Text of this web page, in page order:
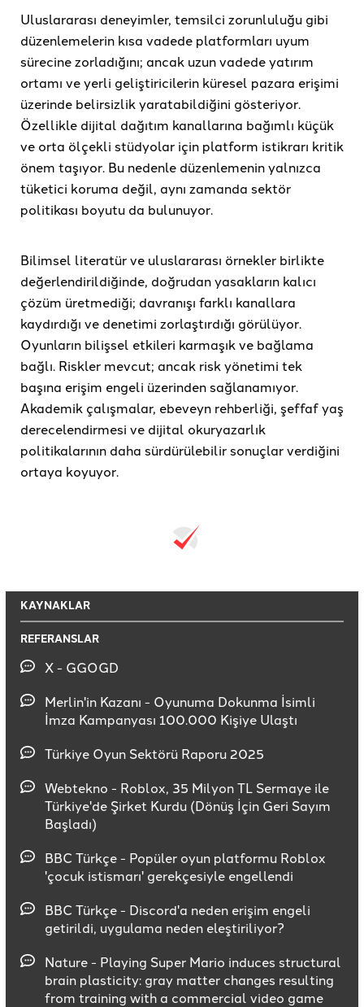
Uluslararası deneyimler, temsilci zorunluluğu gibi
düzenlemelerin kısa vadede platformları uyum
sürecine zorladığını; ancak uzun vadede yatırım
ortamı ve yerli geliştiricilerin küresel pazara erişimi
üzerinde belirsizlik yaratabildiğini gösteriyor.
Özellikle dijital dağıtım kanallarına bağımlı küçük
ve orta ölçekli stüdyolar için platform istikrarı kritik
önem taşıyor. Bu nedenle düzenlemenin yalnızca
tüketici koruma değil, aynı zamanda sektör
politikası boyutu da bulunuyor.
Bilimsel literatür ve uluslararası örnekler birlikte
değerlendirildiğinde, doğrudan yasakların kalıcı
çözüm üretmediği; davranışı farklı kanallara
kaydırdığı ve denetimi zorlaştırdığı görülüyor.
Oyunların bilişsel etkileri karmaşık ve bağlama
bağlı. Riskler mevcut; ancak risk yönetimi tek
başına erişim engeli üzerinden sağlanamıyor.
Akademik çalışmalar, ebeveyn rehberliği, şeffaf yaş
derecelendirmesi ve dijital okuryazarlık
politikalarının daha sürdürülebilir sonuçlar verdiğini
ortaya koyuyor.
KAYNAKLAR
REFERANSLAR
X - GGOGD
Merlin'in Kazanı - Oyunuma Dokunma İsimli
İmza Kampanyası 100.000 Kişiye Ulaştı
Türkiye Oyun Sektörü Raporu 2025
Webtekno - Roblox, 35 Milyon TL Sermaye ile
Türkiye'de Şirket Kurdu (Dönüş İçin Geri Sayım
Başladı)
BBC Türkçe - Popüler oyun platformu Roblox
'çocuk istismarı' gerekçesiyle engellendi
BBC Türkçe - Discord'a neden erişim engeli
getirildi, uygulama neden eleştiriliyor?
Nature - Playing Super Mario induces structural
brain plasticity: gray matter changes resulting
from training with a commercial video game